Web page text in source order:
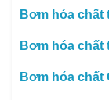
Bơm hóa chất
Bơm hóa chất
Bơm hóa chất